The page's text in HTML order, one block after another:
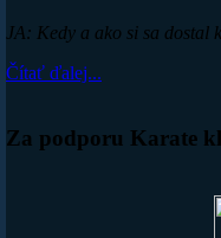
JA: Kedy a ako si sa dostal
Čítať ďalej...
Za podporu Karate